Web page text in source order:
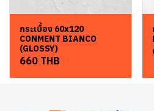
กระเบื้อง 60x120
CONMENT BIANCO
(GLOSSY)
660 THB